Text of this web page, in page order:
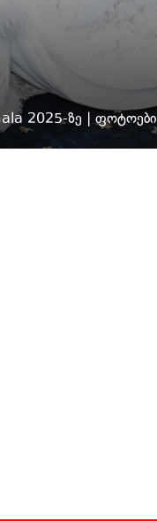
2025-ზე | ფოტოები